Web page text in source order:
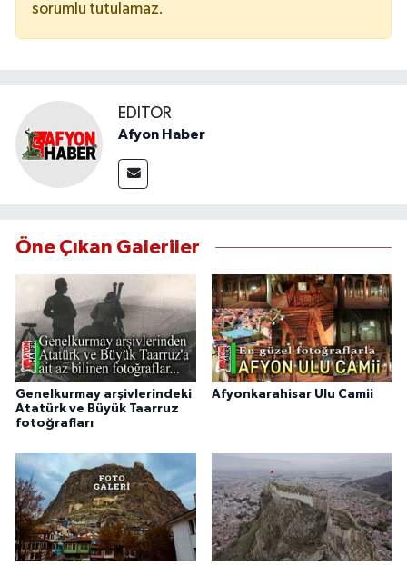
sorumlu tutulamaz.
EDITÖR
Afyon Haber
Öne Çıkan Galeriler
Genelkurmay arşivlerindeki
Atatürk ve Büyük Taarruz
fotoğrafları
Afyonkarahisar Ulu Camii